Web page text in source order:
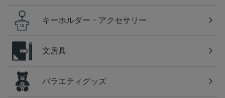
キーホルダー・アクセサリー
文房具
バラエティグッズ